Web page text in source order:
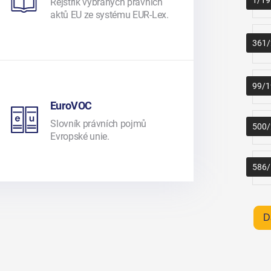
aktů EU ze systému EUR-Lex.
EuroVOC
Slovník právních pojmů
Evropské unie.
361/
99/